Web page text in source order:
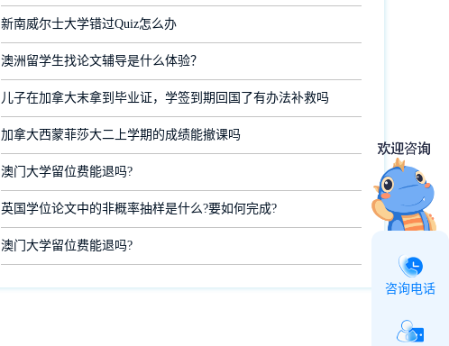
新南威尔士大学错过Quiz怎么办
澳洲留学生找论文辅导是什么体验？
儿子在加拿大末拿到毕业证，学签到期回国了有办法补救吗
加拿大西蒙菲莎大二上学期的成绩能撤课吗
澳门大学留位费能退吗?
英国学位论文中的非概率抽样是什么?要如何完成?
澳门大学留位费能退吗?
咨询电话